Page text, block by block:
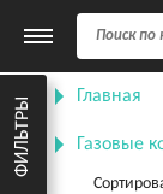
Главная
Газовые
ФИЛЬТРЫ